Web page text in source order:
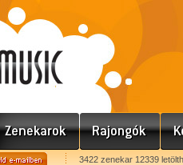
3422 zenekar 12339